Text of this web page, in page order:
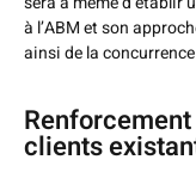
à l’ABM et son
ainsi de la
clients